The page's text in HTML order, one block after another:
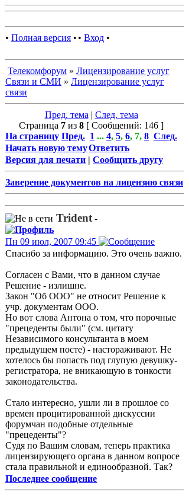
• Полная версия • • Вход •
Телекомфорум » Лицензирование услуг
Связи и СМИ » Лицензирование услуг
связи
Пред. тема | След. тема
Страница 7 из 8 [ Сообщений: 146 ]
На страницу Пред. 1 ... 4, 5, 6, 7, 8 След.
Начать новую темуОтветить
Версия для печати | Сообщить другу
Заверение документов на лицензию связи
Trident -
Пн 09 июл, 2007 09:45
Спасибо за информацию. Это очень важно.
Согласен с Вами, что в данном случае
Решение - излишне.
Закон "Об ООО" не относит Решение к
учр. документам ООО.
Но вот слова Антона о том, что порочные
"прецеденты были" (см. цитату
Независимого консультанта в моем
предыдущем посте) - настораживают. Не
хотелось бы попасть под глупую девушку-
регистратора, не вникающую в тонкости
законодательства.
Стало интересно, ушли ли в прошлое со
времен процитированной дискуссии
форумчан подобные отдельные
"прецеденты"?
Судя по Вашим словам, теперь практика
лицензирующего органа в данном вопросе
стала правильной и единообразной. Так?
Последнее сообщение